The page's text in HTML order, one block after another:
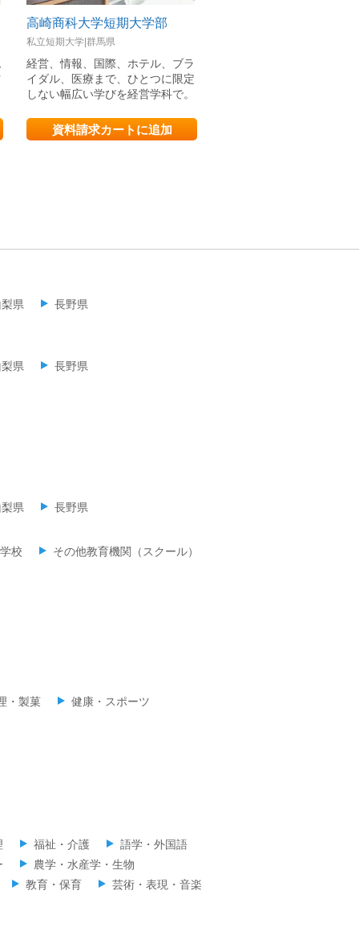
高崎商科大学短期大学部
私立短期大学|群馬県
経営、情報、国際、ホテル、ブラ
イダル、医療まで、ひとつに限定
しない幅広い学びを経営学科で。
資料請求カートに追加
県 長野県
県 長野県
県 長野県
校 その他教育機関（スクール）
・製菓 健康・スポーツ
福祉・介護
語学・外国語
農学・水産学・生物
教育・保育
芸術・表現・音楽